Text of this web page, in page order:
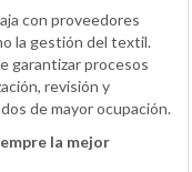
con proveedores
la gestión del textil.
garantizar procesos
revisión y
de mayor ocupación.
la mejor